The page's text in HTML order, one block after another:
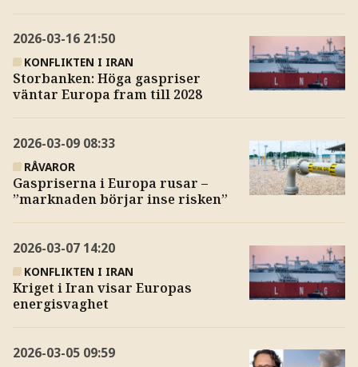
2026-03-16 21:50
KONFLIKTEN I IRAN
Storbanken: Höga gaspriser
väntar Europa fram till 2028
2026-03-09 08:33
RÅVAROR
Gaspriserna i Europa rusar –
”marknaden börjar inse risken”
2026-03-07 14:20
KONFLIKTEN I IRAN
Kriget i Iran visar Europas
energisvaghet
2026-03-05 09:59